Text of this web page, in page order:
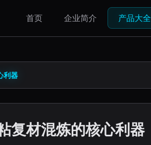
首页 企业简介 产品大全
利器
复材混炼的核心利器